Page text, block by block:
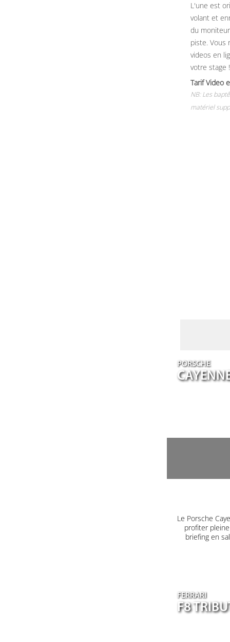
L'une est
volant et
du
piste. Vous
videos en
votre stage !
Tarif Video
NB: Les
matériel
PORSCHE
Le Porsche
profiter
briefing en
FERRARI
F8